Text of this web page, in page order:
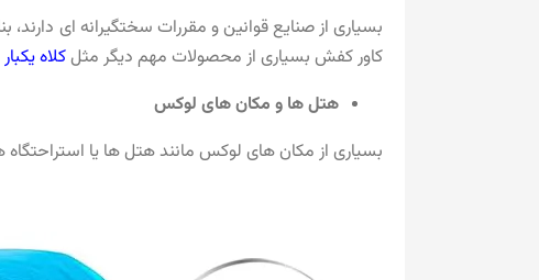
بسیاری از صنایع قوانین و مقررات سختگیرانه ای
کاور کفش بسیاری از محصولات مهم دیگر مثلکلاه
هتل ها و مکان های لوکس
بسیاری از مکان‌ های لوکس مانند هتل‌ ها یا